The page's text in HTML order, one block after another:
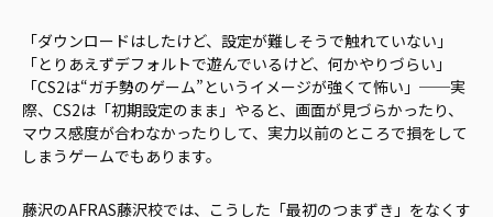
「ダウンロードはしたけど、設定が難しそうで触れていない」
「とりあえずデフォルトで遊んでいるけど、何かやりづらい」
「CS2は“ガチ勢のゲーム”というイメージが強くて怖い」──実
際、CS2は「初期設定のまま」やると、画面が見づらかったり、
マウス感度が合わなかったりして、実力以前のところで損をして
しまうゲームでもあります。
藤沢のAFRAS藤沢校では、こうした「最初のつまずき」をなくす